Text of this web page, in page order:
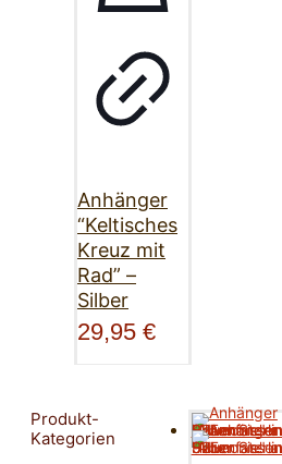
Anhänger
“Keltisches
Kreuz mit
Rad” –
Silber
29,95 €
Produkt-
Kategorien